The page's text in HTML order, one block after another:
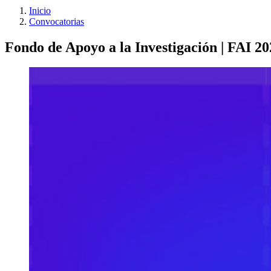
Inicio
Convocatorias
Fondo de Apoyo a la Investigación | FAI